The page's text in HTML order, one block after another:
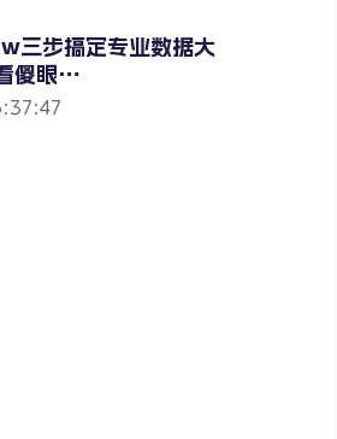
三步搞定专业数据大
傻眼…